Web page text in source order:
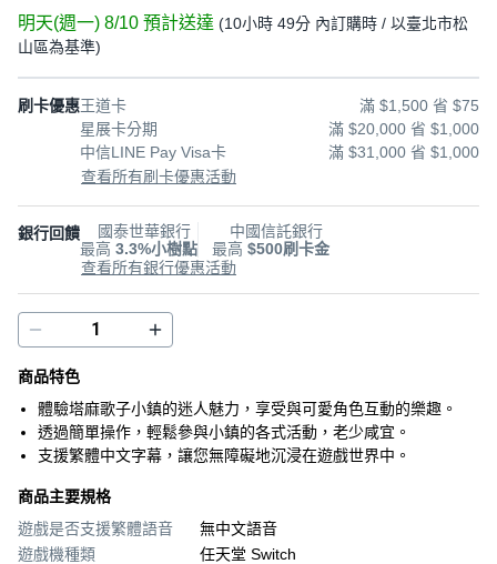
明天(週一) 8/10 預計送達 (10小時 49分 內訂購時 / 以臺北市松
山區為基準)
刷卡優惠王道卡
滿 $1,500 省 $75
星展卡分期
滿 $20,000 省 $1,000
中信LINE Pay Visa卡
滿 $31,000 省 $1,000
查看所有刷卡優惠活動
銀行回饋
國泰世華銀行
最高 3.3%小樹點
中國信託銀行
最高 $500刷卡金
查看所有銀行優惠活動
商品特色
體驗塔麻歌子小鎮的迷人魅力，享受與可愛角色互動的樂趣。
透過簡單操作，輕鬆參與小鎮的各式活動，老少咸宜。
支援繁體中文字幕，讓您無障礙地沉浸在遊戲世界中。
商品主要規格
遊戲是否支援繁體語音
無中文語音
遊戲機種類
任天堂 Switch